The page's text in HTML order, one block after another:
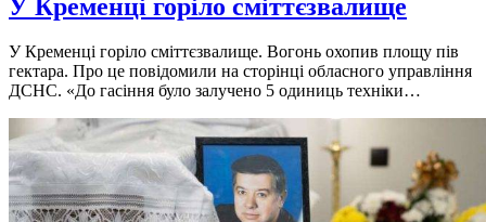
У Кременці горіло сміттєзвалище
У Кременці горіло сміттєзвалище. Вогонь охопив площу пів
гектара. Про це повідомили на сторінці обласного управління
ДСНС. «До гасіння було залучено 5 одиниць техніки…